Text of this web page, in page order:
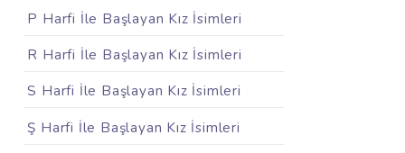
P Harfi İle Başlayan Kız İsimleri
R Harfi İle Başlayan Kız İsimleri
S Harfi İle Başlayan Kız İsimleri
Ş Harfi İle Başlayan Kız İsimleri